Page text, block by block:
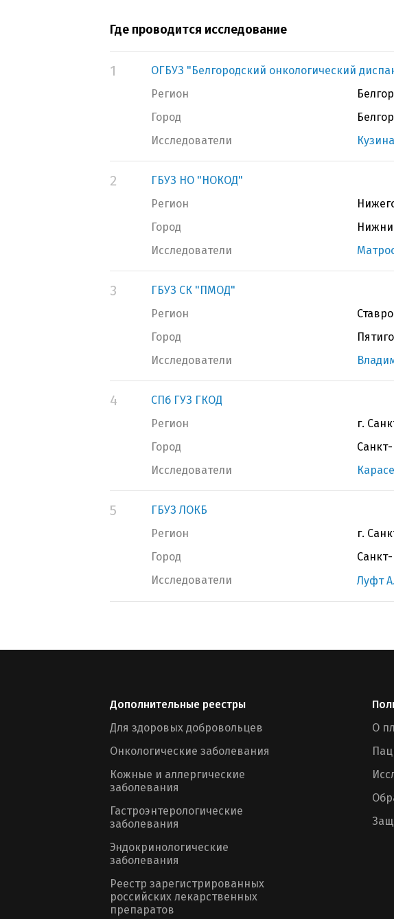
Где проводится исследование
1
ОГБУЗ "Белгородский онкологический
Регион
Город
Исследователи
2
ГБУЗ НО "НОКОД"
Регион
Город
Исследователи
3
ГБУЗ СК "ПМОД"
Регион
Город
Исследователи
4
СПб ГУЗ ГКОД
Регион
г.
Город
Исследователи
5
ГБУЗ ЛОКБ
Регион
г.
Город
Исследователи
Луфт
Дополнительные реестры
Для здоровых добровольцев
Онкологические заболевания
Кожные и аллергические
заболевания
Гастроэнтерологические
заболевания
Эндокринологические
заболевания
Реестр зарегистрированных
российских лекарственных
препаратов
О